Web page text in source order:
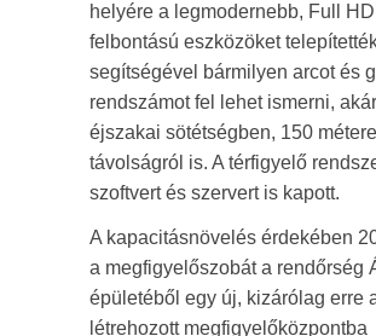
helyére a legmodernebb, Full HD
felbontású eszközöket
segítségével bármilyen arcot és
rendszámot fel lehet ismerni, akár
éjszakai sötétségben, 150
távolságról is. A térfigyelő
szoftvert és szervert is kapott.
A kapacitásnövelés érdekében
a megfigyelőszobát a rendőrség
épületéből egy új, kizárólag erre
létrehozott megfigyelőközpontba